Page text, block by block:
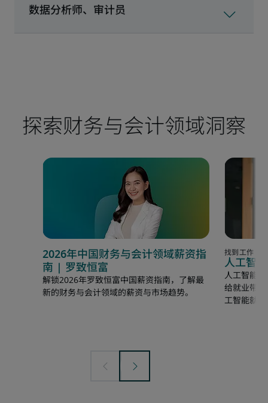
探索财务与会计领域洞察
2026年中国财务与会计领域薪资指
南 | 罗致恒富
解锁2026年罗致恒富中国薪资指南，了解最
新的财务与会计领域的薪资与市场趋势。
人工智
人工智能
给就业带
工智能就